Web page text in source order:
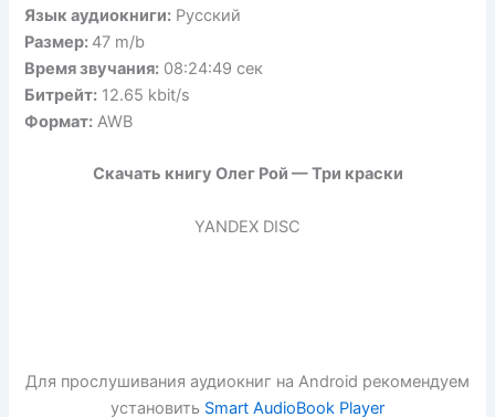
Язык аудиокниги: Русский
Размер: 47 m/b
Время звучания: 08:24:49 сек
Битрейт: 12.65 kbit/s
Формат: AWB
Скачать книгу Олег Рой — Три краски
YANDEX DISC
Для прослушивания аудиокниг на Android рекомендуем
установить Smart AudioBook Player